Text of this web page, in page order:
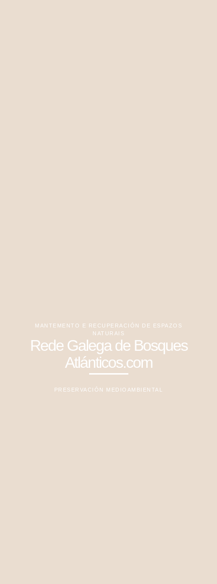
MANTEMENTO E RECUPERACIÓN DE ESPAZOS
NATURAIS
Rede Galega de Bosques
Atlánticos.com
PRESERVACIÓN MEDIOAMBIENTAL